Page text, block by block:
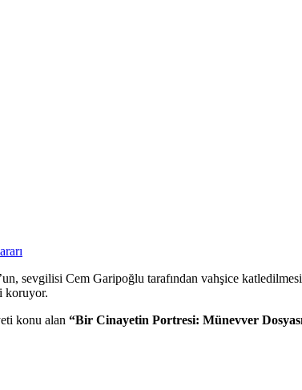
sevgilisi Cem Garipoğlu tarafından vahşice
koruyor.
konu alan “Bir Cinayetin Portresi: Münevver